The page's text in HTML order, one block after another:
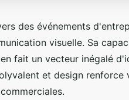
des événements
visuelle. Sa
fait un vecteur inégalé
et design renforce